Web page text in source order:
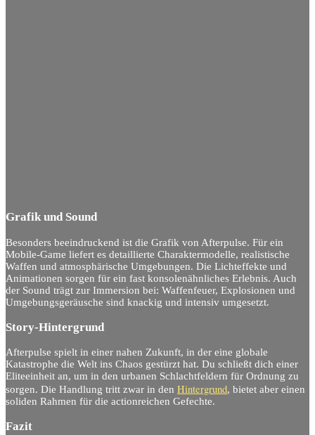
Grafik und Sound
Besonders beeindruckend ist die Grafik von Afterpulse. Für ein
Mobile-Game liefert es detaillierte Charaktermodelle, realistische
Waffen und atmosphärische Umgebungen. Die Lichteffekte und
Animationen sorgen für ein fast konsolenähnliches Erlebnis. Auch
der Sound trägt zur Immersion bei: Waffenfeuer, Explosionen und
Umgebungsgeräusche sind knackig und intensiv umgesetzt.
Story-Hintergrund
Afterpulse spielt in einer nahen Zukunft, in der eine globale
Katastrophe die Welt ins Chaos gestürzt hat. Du schließt dich einer
Eliteeinheit an, um in den urbanen Schlachtfeldern für Ordnung zu
sorgen. Die Handlung tritt zwar in den Hintergrund, bietet aber einen
soliden Rahmen für die actionreichen Gefechte.
Fazit